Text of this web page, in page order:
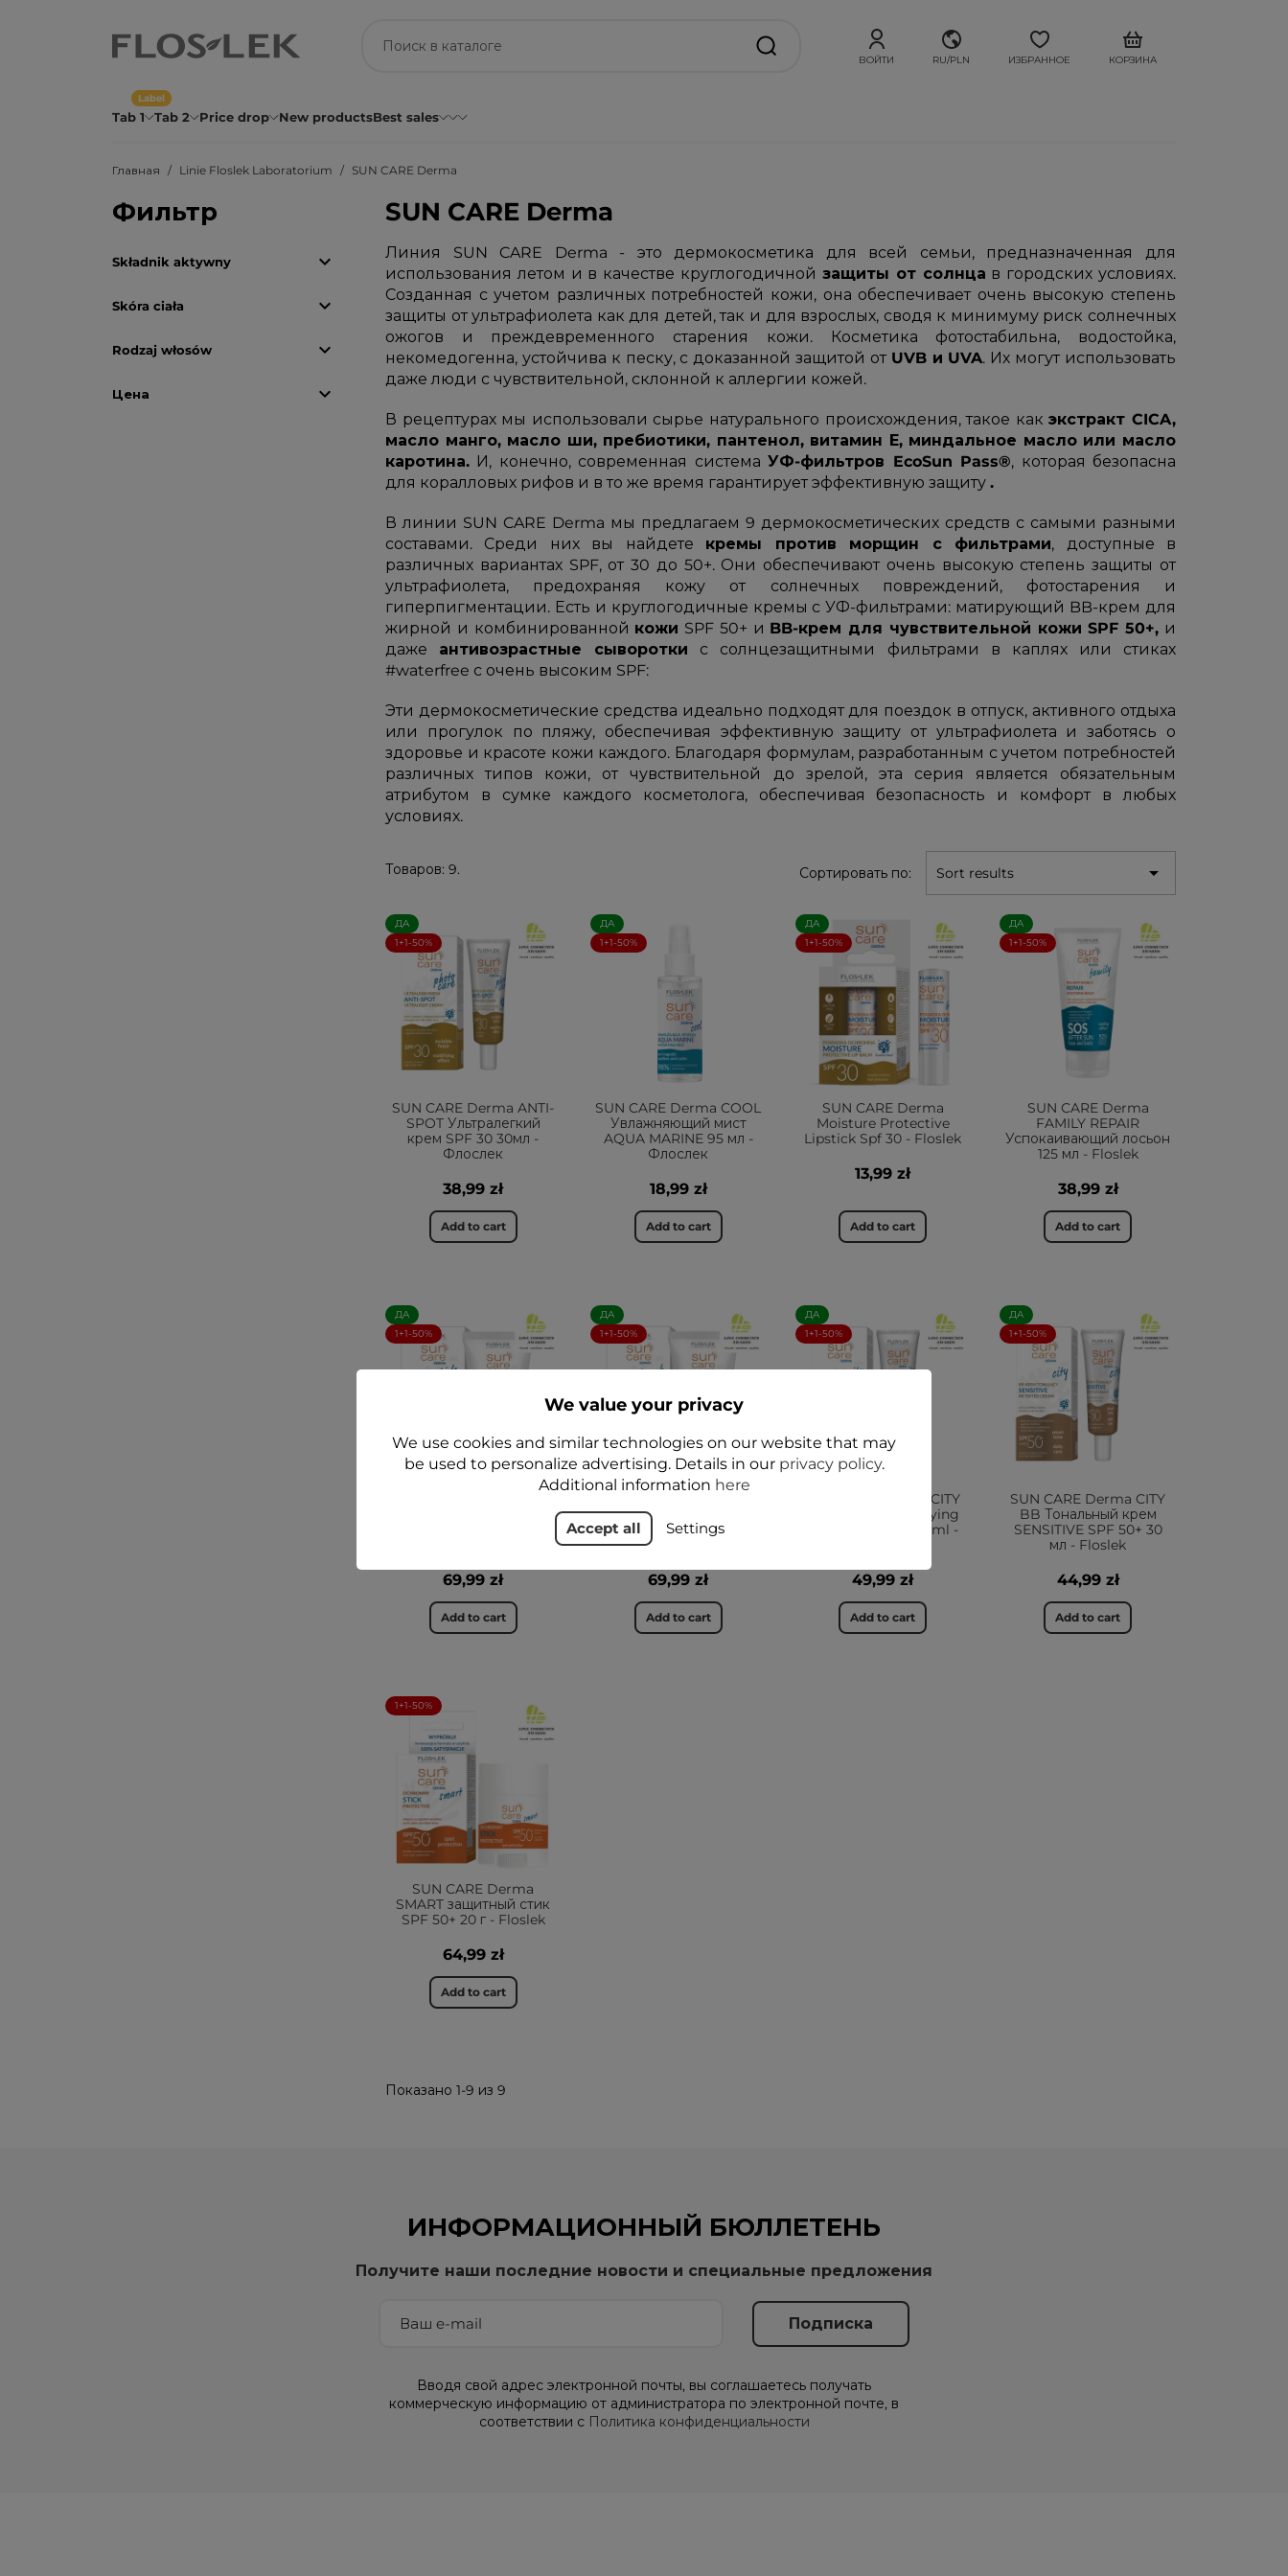
ВОЙТИ RU/PLN ИЗБРАННОЕ КОРЗИНА
Tab 1 Tab 2
Label
Price drop New productsBest sales
Главная Linie Floslek Laboratorium SUN CARE Derma
Фильтр
Składnik aktywny 
Skóra ciała 
Rodzaj włosów 
Цена 
SUN CARE Derma
Линия SUN CARE Derma - это дермокосметика для всей семьи, предназначенная для
использования летом и в качестве круглогодичной защиты от солнца в городских условиях.
Созданная с учетом различных потребностей кожи, она обеспечивает очень высокую степень
защиты от ультрафиолета как для детей, так и для взрослых, сводя к минимуму риск солнечных
ожогов и преждевременного старения кожи. Косметика фотостабильна, водостойка,
некомедогенна, устойчива к песку, с доказанной защитой от UVB и UVA. Их могут использовать
даже люди с чувствительной, склонной к аллергии кожей.
В рецептурах мы использовали сырье натурального происхождения, такое какэкстракт CICA,
масло манго, масло ши, пребиотики, пантенол, витамин Е, миндальное масло или масло
каротина. И, конечно, современная системаУФ-фильтров EcoSun Pass®, которая безопасна
для коралловых рифов и в то же время гарантирует эффективную защиту .
В линии SUN CARE Derma мы предлагаем 9 дермокосметических средств с самыми разными
составами. Среди них вы найдете кремы против морщин с фильтрами, доступные в
различных вариантах SPF, от 30 до 50+. Они обеспечивают очень высокую степень защиты от
ультрафиолета, предохраняя кожу от солнечных повреждений, фотостарения и
гиперпигментации. Есть и круглогодичные кремы с УФ-фильтрами: матирующий BB-крем для
жирной и комбинированной кожи SPF 50+ и BB-крем для чувствительной кожи SPF 50+, и
даже антивозрастные сыворотки с солнцезащитными фильтрами в каплях или стиках
#waterfree с очень высоким SPF:
Эти дермокосметические средства идеально подходят для поездок в отпуск, активного отдыха
или прогулок по пляжу, обеспечивая эффективную защиту от ультрафиолета и заботясь о
здоровье и красоте кожи каждого. Благодаря формулам, разработанным с учетом потребностей
различных типов кожи, от чувствительной до зрелой, эта серия является обязательным
атрибутом в сумке каждого косметолога, обеспечивая безопасность и комфорт в любых
условиях.
Товаров: 9. Сортировать по: Sort results 
ДА
1+1-50%
SUN CARE Derma ANTI-
SPOT Ультралегкий
крем SPF 30 30мл -
Флослек
38,99 zł
Add to cart
ДА
1+1-50%
SUN CARE Derma COOL
Увлажняющий мист
AQUA MARINE 95 мл -
Флослек
18,99 zł
Add to cart
ДА
1+1-50%
SUN CARE Derma
Moisture Protective
Lipstick Spf 30 - Floslek
13,99 zł
Add to cart
ДА
1+1-50%
SUN CARE Derma
FAMILY REPAIR
Успокаивающий лосьон
125 мл - Floslek
38,99 zł
Add to cart
ДА
1+1-50%
69,99 zł
Add to cart
ДА
1+1-50%
COMFORT CREAM SPF
50+ для лица и тела 50
мл - Floslek
69,99 zł
Add to cart
ДА
1+1-50%
SUN CARE Derma CITY
BB Oil-Free Mattifying
Cream SPF 50+ 30ml -
49,99 zł
Add to cart
ДА
1+1-50%
SUN CARE Derma CITY
BB Тональный крем
SENSITIVE SPF 50+ 30
мл - Floslek
44,99 zł
Add to cart
1+1-50%
SUN CARE Derma
SMART защитный стик
SPF 50+ 20 г - Floslek
64,99 zł
Add to cart
Показано 1-9 из 9
ИНФОРМАЦИОННЫЙ БЮЛЛЕТЕНЬ
Получите наши последние новости и специальные предложения
Вводя свой адрес электронной почты, вы соглашаетесь получать
коммерческую информацию от администратора по электронной почте, в
соответствии с Политика конфиденциальности
We value your privacy
We use cookies and similar technologies on our website that may
be used to personalize advertising. Details in our privacy policy.
Additional information here
Accept all Settings